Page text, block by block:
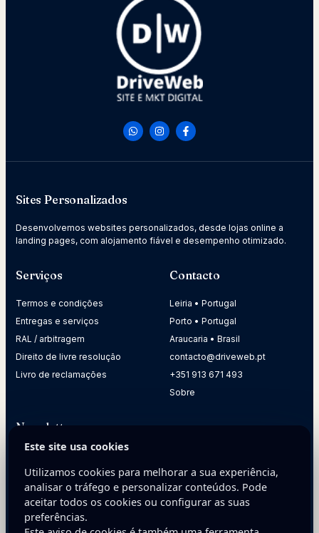
Sites Personalizados
Desenvolvemos websites personalizados, desde lojas online a
landing pages, com alojamento fiável e desempenho otimizado.
Serviços
Termos e condições
Entregas e serviços
RAL / arbitragem
Direito de livre resolução
Livro de reclamações
Contacto
Leiria • Portugal
Porto • Portugal
Araucaria • Brasil
contacto@driveweb.pt
+351 913 671 493
Sobre
Newsletter
sua empresa.
E-mail
Este site usa cookies
Utilizamos cookies para melhorar a sua experiência,
analisar o tráfego e personalizar conteúdos. Pode
aceitar todos os cookies ou configurar as suas
preferências.